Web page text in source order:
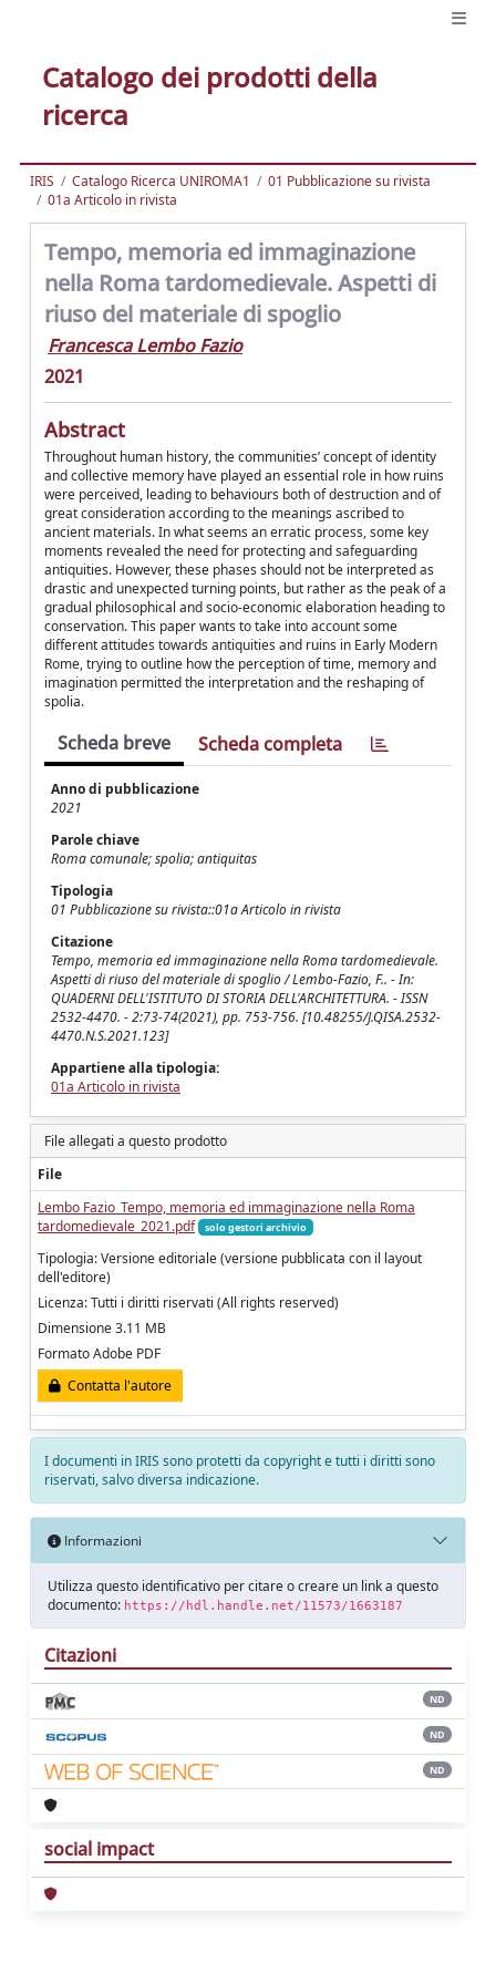
Catalogo dei prodotti della
ricerca
IRIS Catalogo Ricerca UNIROMA1
01 Pubblicazione su rivista
01a Articolo in rivista
Tempo, memoria ed immaginazione
nella Roma tardomedievale. Aspetti di
riuso del materiale di spoglio
Francesca Lembo Fazio
2021
Abstract
Throughout human history, the communities’ concept of identity
and collective memory have played an essential role in how ruins
were perceived, leading to behaviours both of destruction and of
great consideration according to the meanings ascribed to
ancient materials. In what seems an erratic process, some key
moments revealed the need for protecting and safeguarding
antiquities. However, these phases should not be interpreted as
drastic and unexpected turning points, but rather as the peak of a
gradual philosophical and socio-economic elaboration heading to
conservation. This paper wants to take into account some
different attitudes towards antiquities and ruins in Early Modern
Rome, trying to outline how the perception of time, memory and
imagination permitted the interpretation and the reshaping of
spolia.
Scheda breve Scheda completa
Anno di pubblicazione
2021
Parole chiave
Roma comunale; spolia; antiquitas
Tipologia
01 Pubblicazione su rivista::01a Articolo in rivista
Citazione
Tempo, memoria ed immaginazione nella Roma tardomedievale.
Aspetti di riuso del materiale di spoglio / Lembo-Fazio, F.. - In:
QUADERNI DELL'ISTITUTO DI STORIA DELL'ARCHITETTURA. - ISSN
2532-4470. - 2:73-74(2021), pp. 753-756. [10.48255/J.QISA.2532-
4470.N.S.2021.123]
Appartiene alla tipologia:
01a Articolo in rivista
File allegati a questo prodotto
File
Lembo Fazio_Tempo, memoria ed immaginazione nella Roma
tardomedievale_2021.pdf
solo gestori archivio
Tipologia: Versione editoriale (versione pubblicata con il layout
dell'editore)
Licenza: Tutti i diritti riservati (All rights reserved)
Dimensione 3.11 MB
Formato Adobe PDF
Contatta l'autore
I documenti in IRIS sono protetti da copyright e tutti i diritti sono
riservati, salvo diversa indicazione.
Informazioni
Utilizza questo identificativo per citare o creare un link a questo
documento: https://hdl.handle.net/11573/1663187
Citazioni
ND
ND
ND
social impact